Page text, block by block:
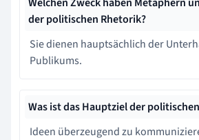
der politischen Rhetorik?
Sie dienen hauptsächlich der
Publikums.
Was ist das Hauptziel der
Ideen überzeugend zu